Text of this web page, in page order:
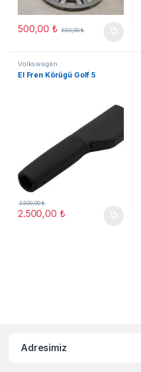
500,00₺ 650,00₺
Volkswagen
El Fren Körügü Golf 5
2.500,00 ₺
3.500,00₺
Adresimiz